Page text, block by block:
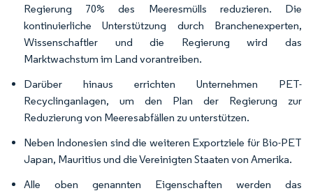
Regierung 70% des Meeresmülls reduzieren. Die
kontinuierliche Unterstützung durch Branchenexperten,
Wissenschaftler und die Regierung wird das
Marktwachstum im Land vorantreiben.
Darüber hinaus errichten Unternehmen PET-
Recyclinganlagen, um den Plan der Regierung zur
Reduzierung von Meeresabfällen zu unterstützen.
Neben Indonesien sind die weiteren Exportziele für Bio-PET
Japan, Mauritius und die Vereinigten Staaten von Amerika.
Alle oben genannten Eigenschaften werden das